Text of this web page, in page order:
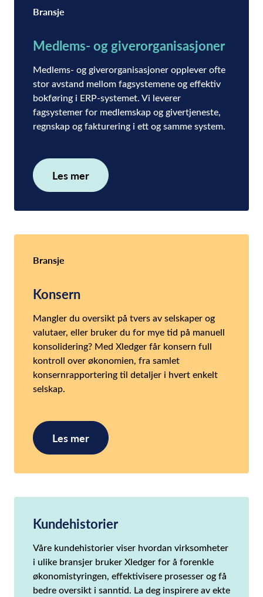
Bransje
Medlems- og giverorganisasjoner
Medlems- og giverorganisasjoner opplever ofte
stor avstand mellom fagsystemene og effektiv
bokføring i ERP-systemet. Vi leverer
fagsystemer for medlemskap og givertjeneste,
regnskap og fakturering i ett og samme system.
Les mer
Bransje
Konsern
Mangler du oversikt på tvers av selskaper og
valutaer, eller bruker du for mye tid på manuell
konsolidering? Med Xledger får konsern full
kontroll over økonomien, fra samlet
konsernrapportering til detaljer i hvert enkelt
selskap.
Les mer
Kundehistorier
Våre kundehistorier viser hvordan virksomheter
i ulike bransjer bruker Xledger for å forenkle
økonomistyringen, effektivisere prosesser og få
bedre oversikt i sanntid. La deg inspirere av ekte